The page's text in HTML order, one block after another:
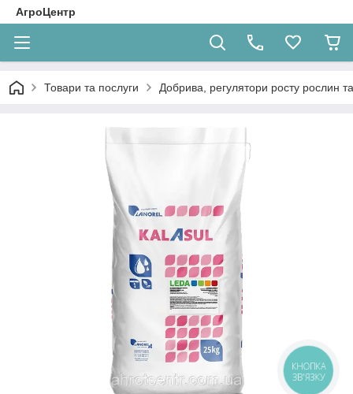
АгроЦентр
Товари та послуги Добрива, регулятори росту рослин
КНОПКА
ЗВ'ЯЗКУ